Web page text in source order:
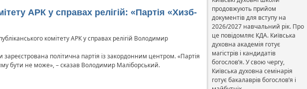
АРК у справах релігій: «Партія «Хизб-
комітету АРК у справах релігій Володимир
політична партія із закордонним центром. «Партія
бути не може», – сказав Володимир Маліборський.
продовжують прийом
документів для вступу на
2026/2027 навчальний рік. Про
це повідомляє КДА. Київська
духовна академія готує
магістрів і кандидатів
богослов’я. У свою чергу,
Київська духовна семінарія
готує бакалаврів богослов’я і